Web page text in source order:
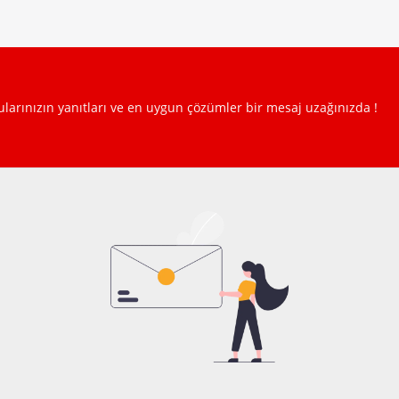
yanıtları ve en uygun çözümler bir mesaj uzağınızda !